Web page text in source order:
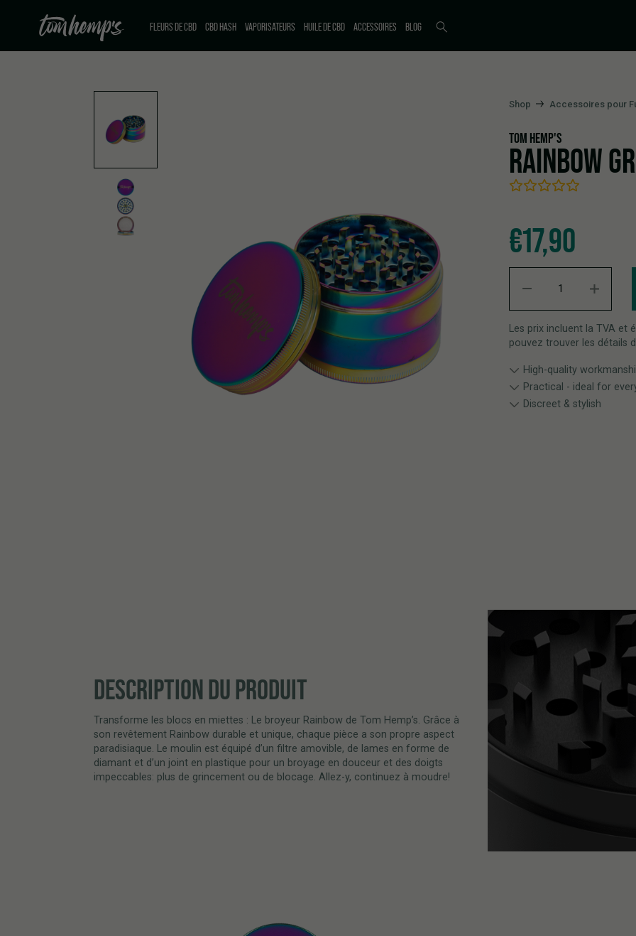
FLEURS DE CBD
CBD HASH VAPORISATEURS HUILE DE CBD ACCESSOIRES BLOG
Shop Accessoires pour
TOM HEMP'S
RAINBOW
€17,90
Les prix incluent la TVA et
pouvez trouver les détails
High-quality
Practical - ideal for
Discreet & stylish
DESCRIPTION DU PRODUIT
Transforme les blocs en miettes : Le broyeur Rainbow de Tom Hemp’s. Grâce à
son revêtement Rainbow durable et unique, chaque pièce a son propre aspect
paradisiaque. Le moulin est équipé d’un filtre amovible, de lames en forme de
diamant et d’un joint en plastique pour un broyage en douceur et des doigts
impeccables: plus de grincement ou de blocage. Allez-y, continuez à moudre!